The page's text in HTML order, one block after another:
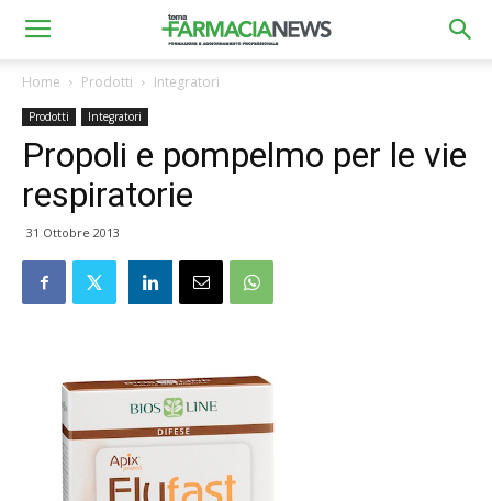
Home Prodotti Integratori
Prodotti Integratori
Propoli e pompelmo per le vie
respiratorie
31 Ottobre 2013